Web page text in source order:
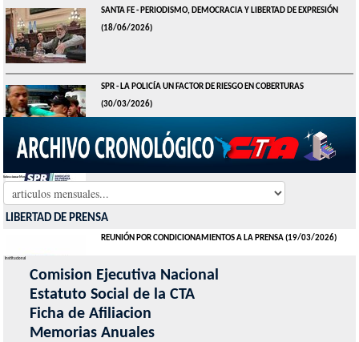
SANTA FE - PERIODISMO, DEMOCRACIA Y LIBERTAD DE EXPRESIÓN
(18/06/2026)
SPR - LA POLICÍA UN FACTOR DE RIESGO EN COBERTURAS
(30/03/2026)
REUNIÓN POR CONDICIONAMIENTOS A LA PRENSA (19/03/2026)
LIBERTAD DE PRENSA
REUNIÓN POR CONDICIONAMIENTOS A LA PRENSA(19/03/2026)
SPR - LA LIBERTAD DE EXPRESIÓN Y EL DERECHO A LA INFORMACIÓN
EN LA CONSTITUCIÓN PROVINCIAL
Seleccionar Mes
Institucional
Comision Ejecutiva Nacional
Estatuto Social de la CTA
Ficha de Afiliacion
Memorias Anuales